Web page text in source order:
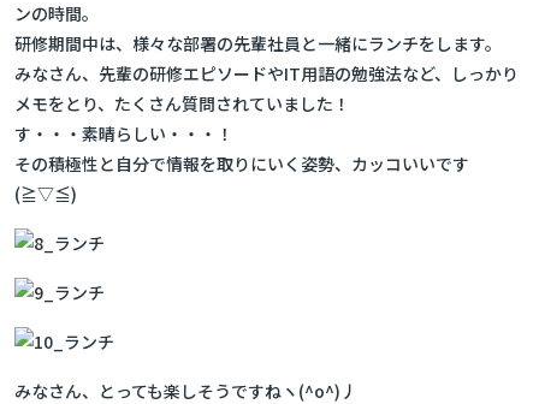
ンの時間。
研修期間中は、様々な部署の先輩社員と一緒にランチをします。
みなさん、先輩の研修エピソードやIT用語の勉強法など、しっかり
メモをとり、たくさん質問されていました！
す・・・素晴らしい・・・！
その積極性と自分で情報を取りにいく姿勢、カッコいいです
(≧▽≦)
みなさん、とっても楽しそうですねヽ(^o^)丿